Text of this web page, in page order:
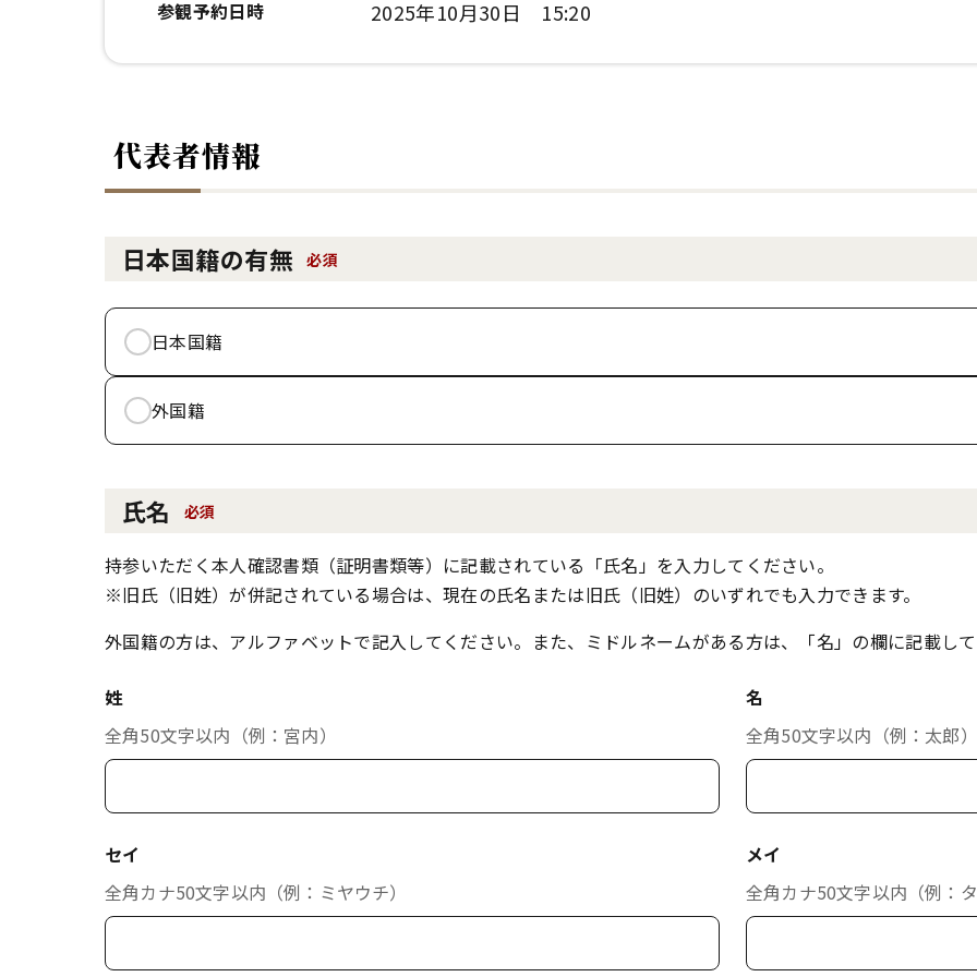
参観予約日時 2025年10月30日 15:20
代表者情報
日本国籍の有無 必須
日本国籍
外国籍
氏名 必須
持参いただく本人確認書類（証明書類等）に記載されている「氏名」を入力してください。
※旧氏（旧姓）が併記されている場合は、現在の氏名または旧氏（旧姓）のいずれでも入力できます。
外国籍の方は、アルファベットで記入してください。また、ミドルネームがある方は、「名」の欄に記載して
姓
全角50文字以内（例：宮内）
名
全角50文字以内（例：太郎）
セイ
全角カナ50文字以内（例：ミヤウチ）
メイ
全角カナ50文字以内（例：タ